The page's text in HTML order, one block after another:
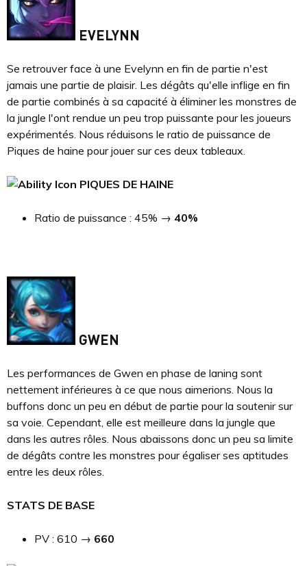
EVELYNN
Se retrouver face à une Evelynn en fin de partie n'est
jamais une partie de plaisir. Les dégâts qu'elle inflige en fin
de partie combinés à sa capacité à éliminer les monstres de
la jungle l'ont rendue un peu trop puissante pour les joueurs
expérimentés. Nous réduisons le ratio de puissance de
Piques de haine pour jouer sur ces deux tableaux.
PIQUES DE HAINE
Ratio de puissance : 45% → 40%
GWEN
Les performances de Gwen en phase de laning sont
nettement inférieures à ce que nous aimerions. Nous la
buffons donc un peu en début de partie pour la soutenir sur
sa voie. Cependant, elle est meilleure dans la jungle que
dans les autres rôles. Nous abaissons donc un peu sa limite
de dégâts contre les monstres pour égaliser ses aptitudes
entre les deux rôles.
STATS DE BASE
PV : 610 → 660